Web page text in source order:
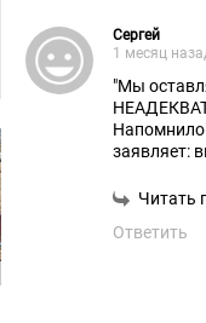
Сергей
1 месяц
"Мы
Напомнило
заявляет:
Читать
Ответить